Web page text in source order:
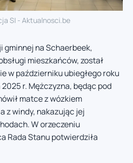
SI - Aktualnosci.be
na Schaerbeek,
mieszkańców, został
w październiku ubiegłego roku
2025 r. Mężczyzna, będąc pod
matce z wózkiem
z windy, nakazując jej
W orzeczeniu
Rada Stanu potwierdziła